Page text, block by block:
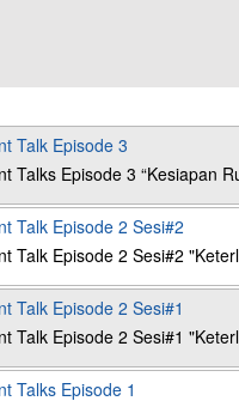
Talk Episode 3
Talks Episode 3 “Kesiapan
Talk Episode 2 Sesi#2
Talk Episode 2 Sesi#2
Talk Episode 2 Sesi#1
Talk Episode 2 Sesi#1
Talks Episode 1